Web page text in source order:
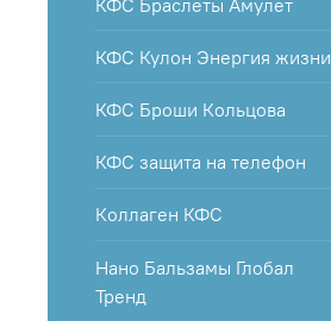
КФС Кулон Энергия жизни
КФС Броши Кольцова
КФС защита на телефон
Коллаген КФС
Нано Бальзамы Глобал
Тренд